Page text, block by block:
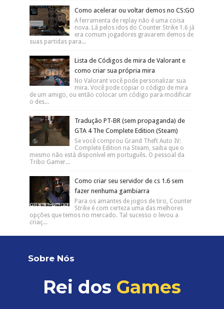
Como acelerar ou voltar demos no CS:GO
A ferramenta de replay não é uma coisa
nova. Lá pelos idos do Counter Strike 1.6 já
era comum jogadores gravarem demos de
suas partidas para...
Lista de Códigos de mira de Valorant e
como criar sua própria mira
No Valorant você pode personalizar sua
mira. Você pode copiar o código de mira
de um amigo, ou então colocar um código para modificar
o des...
Tradução PT-BR (sem propaganda) de
GTA 4 The Complete Edition (Steam)
Se você comprou Grand Theft Auto IV:
Complete Edition na Steam, saiba que o
mesmo não está disponível em português. O pessoal da
Tribo Gamer...
Como criar seu servidor de cs 1.6 sem
fazer nenhuma gambiarra
Para os amantes de jogos de tiro, Counter
Strike é com certeza uma das melhores
opções que temos no mercado. Tal sucesso o levou a
criaç...
Sobre Nós
Rei dos Games